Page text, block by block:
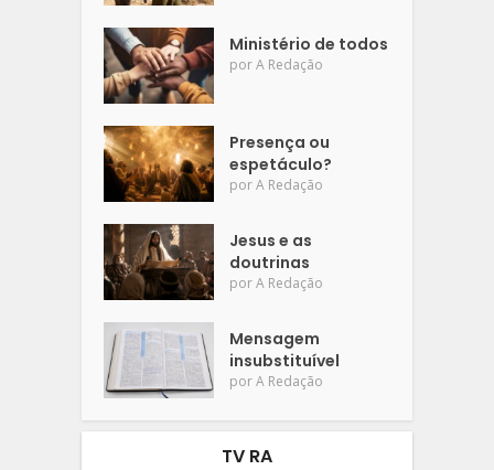
Ministério de todos
porA Redação
Presença ou
espetáculo?
porA Redação
Jesus e as
doutrinas
porA Redação
Mensagem
insubstituível
porA Redação
TV RA